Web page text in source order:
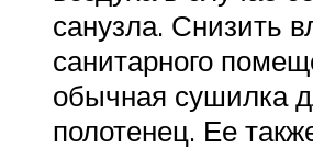
санузла. Снизить
санитарного
обычная сушилка
полотенец. Ее